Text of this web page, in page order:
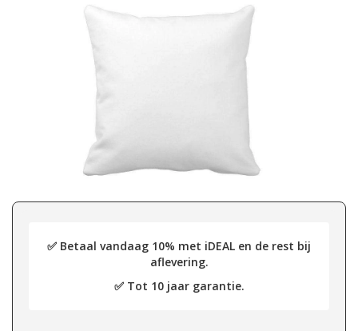
✅ Betaal vandaag 10% met iDEAL en de rest bij
aflevering.
✅ Tot 10 jaar garantie.